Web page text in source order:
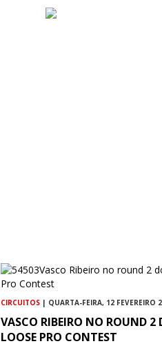
CIRCUITOS | QUARTA-FEIRA, 12 FEVEREIRO
VASCO RIBEIRO NO ROUND 2
LOOSE PRO CONTEST